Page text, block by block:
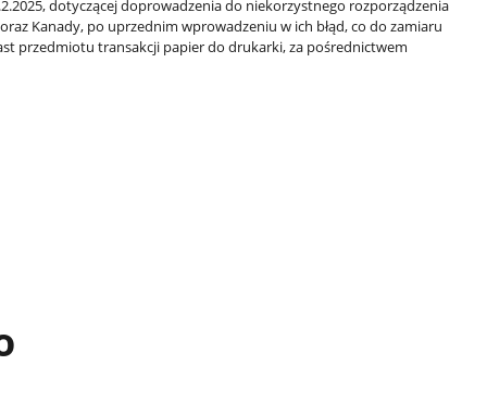
dotyczącej doprowadzenia do niekorzystnego rozporządzenia
Kanady, po uprzednim wprowadzeniu w ich błąd, co do zamiaru
przedmiotu transakcji papier do drukarki, za pośrednictwem